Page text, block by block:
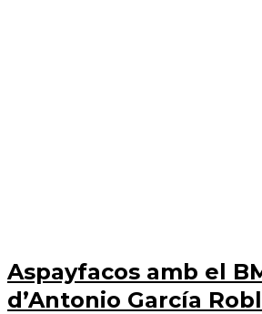
Aspayfacos amb el
d’Antonio García